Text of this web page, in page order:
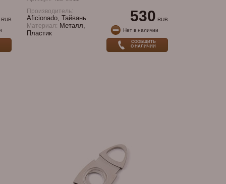
Производитель:
Aficionado, Тайвань
Материал: Металл,
Пластик
530 RUB
Нет в наличии
СООБЩИТЬ
О НАЛИЧИИ